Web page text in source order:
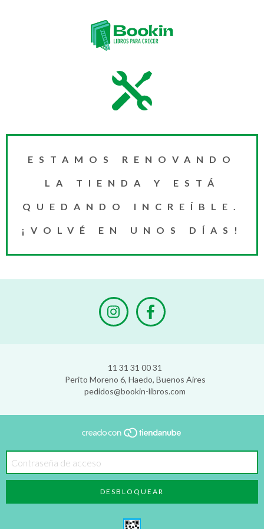
ESTAMOS RENOVANDO
LA TIENDA Y ESTÁ
QUEDANDO INCREÍBLE.
¡VOLVÉ EN UNOS DÍAS!
11 31 31 00 31
Perito Moreno 6, Haedo, Buenos Aires
pedidos@bookin-libros.com